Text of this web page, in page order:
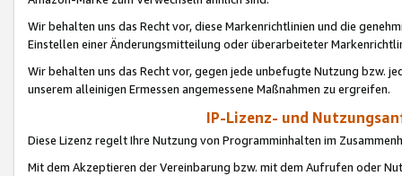
Wir behalten uns das Recht vor, diese Markenrichtlinien und die
Einstellen einer Änderungsmitteilung oder überarbeiteter
Wir behalten uns das Recht vor, gegen jede unbefugte Nutzung bzw.
unserem alleinigen Ermessen angemessene Maßnahmen zu ergreifen.
IP-Lizenz- und
Diese Lizenz regelt Ihre Nutzung von Programminhalten im
Mit dem Akzeptieren der Vereinbarung bzw. mit dem Aufrufen oder